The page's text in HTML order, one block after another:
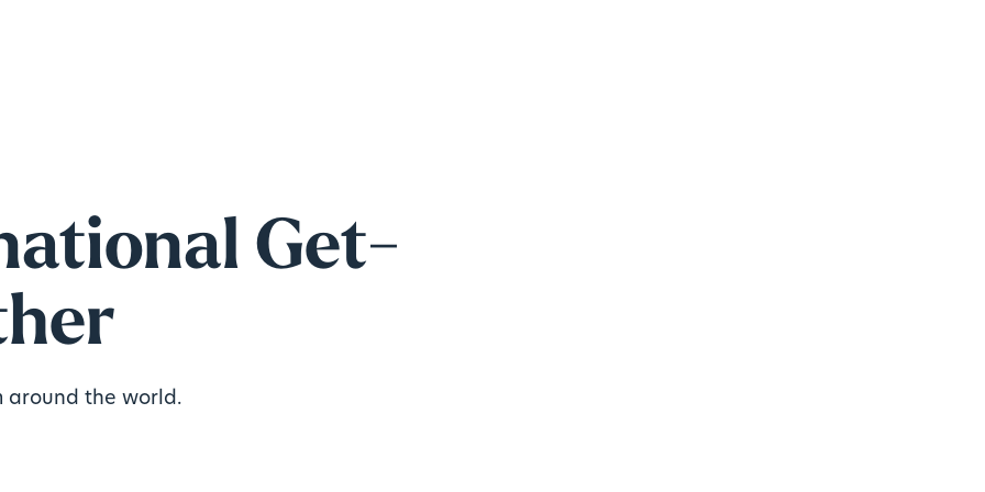
Get-
around the world.